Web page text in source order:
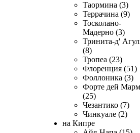
Таормина (3)
Террачина (9)
Тосколано-
Мадерно (3)
Тринита-д'
(8)
Тропеа (23)
Флоренция (51)
Фоллоника (3)
Форте дей
(25)
Чезантико (7)
Чинкуале (2)
на Кипре